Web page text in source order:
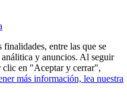
entre las que se
y anuncios. Al seguir
clic en "Aceptar y cerrar",
más información, lea nuestra